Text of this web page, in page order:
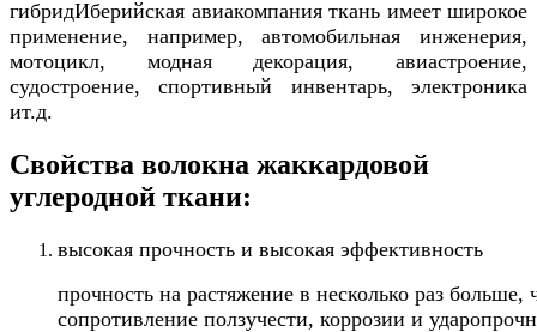
гибридИберийская авиакомпания ткань имеет широкое
применение, например, автомобильная инженерия,
мотоцикл, модная декорация, авиастроение,
судостроение, спортивный инвентарь, электроника
ит.д.
Свойства волокна жаккардовой
углеродной ткани:
высокая прочность и высокая эффективность
прочность на растяжение в несколько раз
сопротивление ползучести, коррозии и